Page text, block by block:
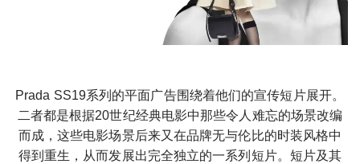
Prada SS19系列的平面广告围绕着他们的宣传短片展开。
二者都是根据20世纪经典电影中那些令人难忘的场景改编
而成，这些电影场景后来又在品牌无与伦比的时装风格中
得到重生，从而发展出完全独立的一系列短片。短片及其